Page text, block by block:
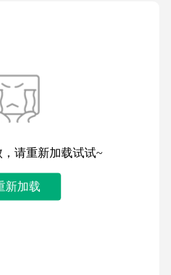
请重新加载试试~
新加载